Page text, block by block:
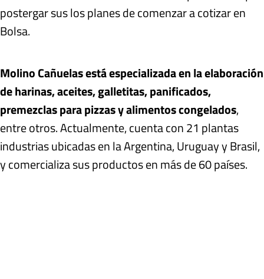
postergar sus los planes de comenzar a cotizar en
Bolsa.
Molino Cañuelas está especializada en la elaboración
de harinas, aceites, galletitas, panificados,
premezclas para pizzas y alimentos congelados,
entre otros. Actualmente, cuenta con 21 plantas
industrias ubicadas en la Argentina, Uruguay y Brasil,
y comercializa sus productos en más de 60 países.